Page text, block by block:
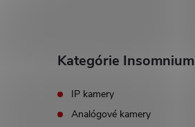
Kategórie Insomnium
IP kamery
Analógové kamery